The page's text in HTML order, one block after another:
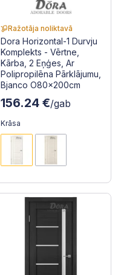
Ražotāja noliktavā
Dora Horizontal-1 Durvju
Komplekts - Vērtne,
Kārba, 2 Eņģes, Ar
Polipropilēna Pārklājumu,
Bjanco O80x200cm
156.24 €/gab
Krāsa